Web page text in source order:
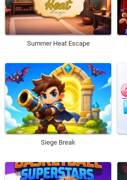
Summer Heat Escape
Siege Break